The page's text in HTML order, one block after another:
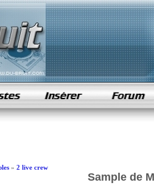
» 2 live crew
Sample de